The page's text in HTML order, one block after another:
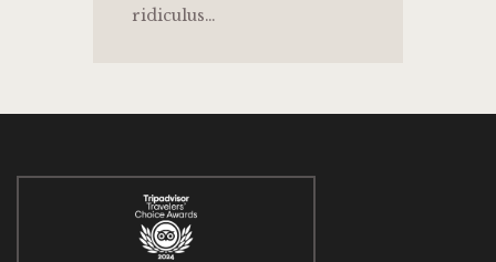
ridiculus…